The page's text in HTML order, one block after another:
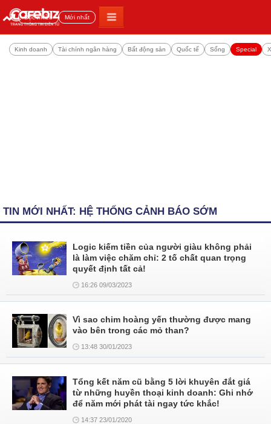
Đọc nhiều Mới nhất
Kinh doanh Tài chính ngân hàng Bất động sản Quốc tế Sống Special
TIN MỚI NHẤT: HỆ THỐNG CẢNH BÁO SỚM
Logic kiếm tiền của người giàu không phải
là làm việc chăm chỉ: 2 tố chất quan trọng
quyết định tất cả!
16:26 09/03/2023
Vì sao chim hoàng yến thường được mang
vào bên trong các mỏ than?
13:48 30/01/2023
Tổng kết năm cũ bằng 5 lời khuyên đắt giá
từ những huyền thoại kinh doanh: Ghi nhớ
để năm mới phát tài ngay tức khắc!
14:37 23/01/2020